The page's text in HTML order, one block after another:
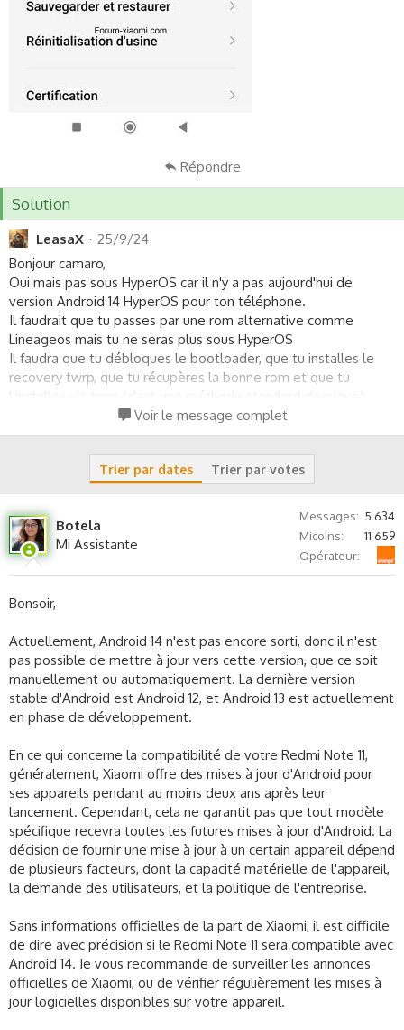
Répondre
Solution
LeasaX
25/9/24
Bonjour camaro,
Oui mais pas sous HyperOS car il n'y a pas aujourd'hui de
version Android 14 HyperOS pour ton téléphone.
Il faudrait que tu passes par une rom alternative comme
Lineageos mais tu ne seras plus sous HyperOS
Il faudra que tu débloques le bootloader, que tu installes le
recovery twrp, que tu récupères la bonne rom et que tu
l'installes via twrp (c'est une méthode standard classique).
Vois du côté des forums XDAVoir le message complet
Trier par dates Trier par votes
Botela
Mi Assistante
Messages
5 634
Micoins
11 659
Opérateur
Bonsoir,
Actuellement, Android 14 n'est pas encore sorti, donc il n'est
pas possible de mettre à jour vers cette version, que ce soit
manuellement ou automatiquement. La dernière version
stable d'Android est Android 12, et Android 13 est actuellement
en phase de développement.
En ce qui concerne la compatibilité de votre Redmi Note 11,
généralement, Xiaomi offre des mises à jour d'Android pour
ses appareils pendant au moins deux ans après leur
lancement. Cependant, cela ne garantit pas que tout modèle
spécifique recevra toutes les futures mises à jour d'Android. La
décision de fournir une mise à jour à un certain appareil dépend
de plusieurs facteurs, dont la capacité matérielle de l'appareil,
la demande des utilisateurs, et la politique de l'entreprise.
Sans informations officielles de la part de Xiaomi, il est difficile
de dire avec précision si le Redmi Note 11 sera compatible avec
Android 14. Je vous recommande de surveiller les annonces
officielles de Xiaomi, ou de vérifier régulièrement les mises à
jour logicielles disponibles sur votre appareil.